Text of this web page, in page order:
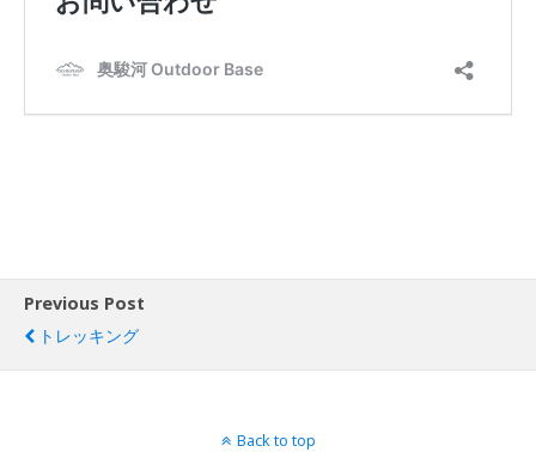
Previous Post
トレッキング
Back to top